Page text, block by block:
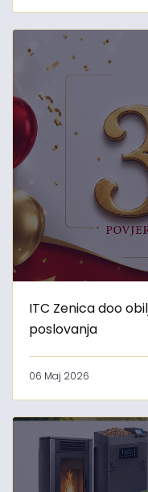
ITC Zenica doo
poslovanja
06 Maj 2026